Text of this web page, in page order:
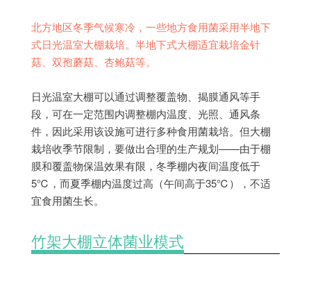
北方地区冬季气候寒冷，一些地方食用菌采用半地下
式日光温室大棚栽培。半地下式大棚适宜栽培金针
菇、双孢蘑菇、杏鲍菇等。
日光温室大棚可以通过调整覆盖物、揭膜通风等手
段，可在一定范围内调整棚内温度、光照、通风条
件，因此采用该设施可进行多种食用菌栽培。但大棚
栽培收季节限制，要做出合理的生产规划——由于棚
膜和覆盖物保温效果有限，冬季棚内夜间温度低于
5℃，而夏季棚内温度过高（午间高于35℃），不适
宜食用菌生长。
竹架大棚立体菌业模式